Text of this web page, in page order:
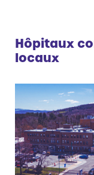
Hôpitaux
locaux